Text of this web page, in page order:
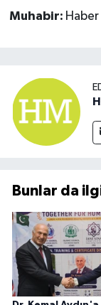
Muhabir:
Bunlar da